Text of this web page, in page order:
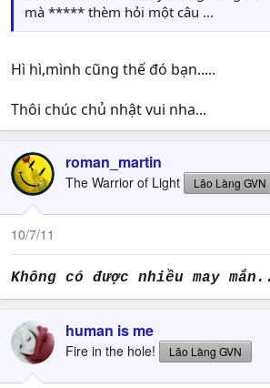
mà ***** thèm hỏi một câu ...
Hì hì,mình cũng thế đó bạn.....
Thôi chúc chủ nhật vui nha...
roman_martin
The Warrior of Light Lão Làng GVN
10/7/11
Không có được nhiều may
human is me
Fire in the hole! Lão Làng GVN